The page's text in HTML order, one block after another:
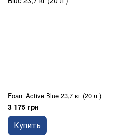
Foam Active Blue 23,7 кг (20 л )
3 175 грн
Купить